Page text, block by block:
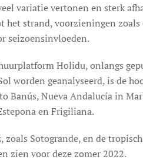
variatie vertonen en sterk
het strand, voorzieningen
seizoensinvloeden.
Holidu, onlangs
worden geanalyseerd, is de
Banús, Nueva Andalucía in
en Frigiliana.
zoals Sotogrande, en de
zien voor deze zomer 2022.